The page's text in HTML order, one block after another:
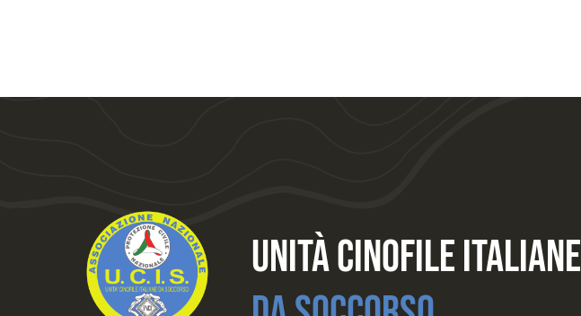
Unità Cinofile Italiane